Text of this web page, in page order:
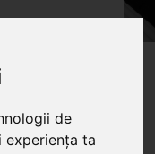
de
experiența ta